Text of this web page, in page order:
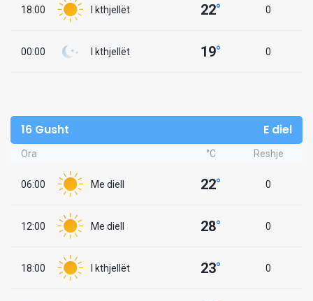
18:00 I kthjellët 22° 0
00:00 I kthjellët 19° 0
16 Gusht E diel
Ora °C Reshje
06:00 Me diell 22° 0
12:00 Me diell 28° 0
18:00 I kthjellët 23° 0